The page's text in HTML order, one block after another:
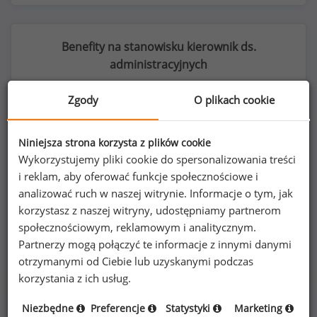
Benefity na stanowisku kierownik ds.
administracyjnych
39%
możliwość pracy zdalnej
Poszukujesz szczegółowych danych o
Zgody O plikach cookie
Niniejsza strona korzysta z plików cookie
Wykorzystujemy pliki cookie do spersonalizowania treści
i reklam, aby oferować funkcje społecznościowe i
analizować ruch w naszej witrynie. Informacje o tym, jak
korzystasz z naszej witryny, udostępniamy partnerom
społecznościowym, reklamowym i analitycznym.
Partnerzy mogą połączyć te informacje z innymi danymi
otrzymanymi od Ciebie lub uzyskanymi podczas
korzystania z ich usług.
Niezbędne Preferencje Statystyki Marketing